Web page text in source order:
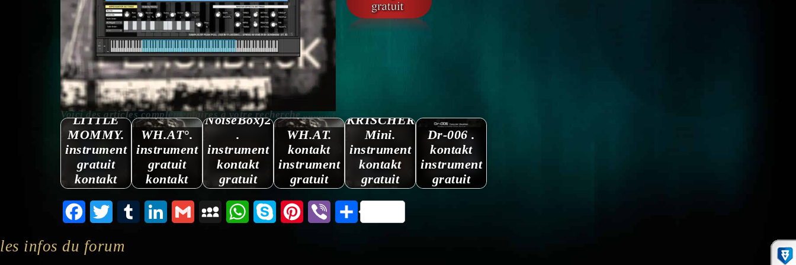
Voici des articles complémentaires à votre recherche ...........:
LITTLE
MOMMY.
instrument
gratuit
kontakt
WH.AT°.
instrument
gratuit
kontakt
NoiseBox)2
.
instrument
kontakt
gratuit
WH.AT.
kontakt
instrument
gratuit
KRISCHER
Mini.
instrument
kontakt
gratuit
Dr-006 .
kontakt
instrument
gratuit
FacebookTwitter Tumblr LinkedInGmail MySpaceWhatsAppSkype Pinterest Viber Partager
les infos du forum